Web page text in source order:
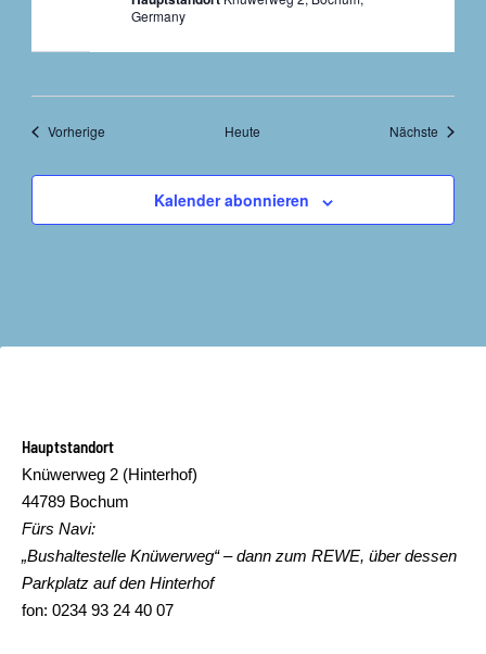
Germany
VorherigeVeranstaltungen Heute Nächste
Kalender abonnieren
Hauptstandort
Knüwerweg 2 (Hinterhof)
44789 Bochum
Fürs Navi:
„Bushaltestelle Knüwerweg“ – dann zum REWE, über dessen
Parkplatz auf den Hinterhof
fon: 0234 93 24 40 07